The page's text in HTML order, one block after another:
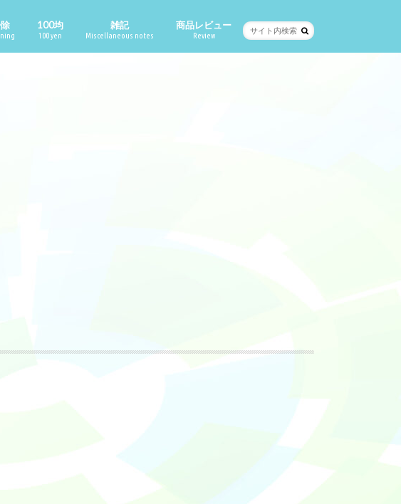
100均
100 yen
雑記
Miscellaneous notes
商品レビュー
Review